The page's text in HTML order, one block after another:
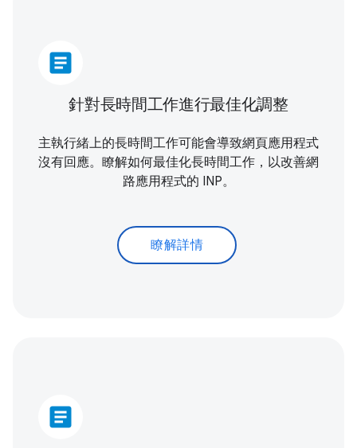
article
針對長時間工作進行最佳化調整
主執行緒上的長時間工作可能會導致網頁應用程式
沒有回應。瞭解如何最佳化長時間工作，以改善網
路應用程式的 INP。
瞭解詳情
article